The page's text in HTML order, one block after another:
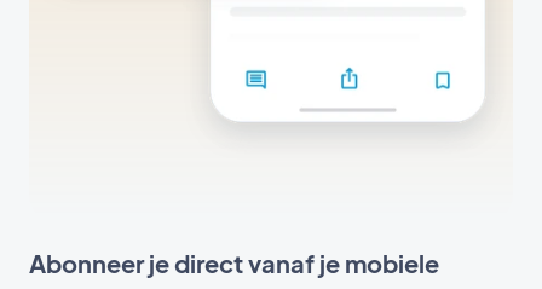
Abonneer je direct vanaf je mobiele